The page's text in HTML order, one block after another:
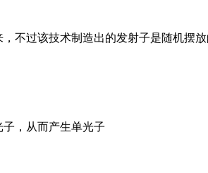
不过该技术制造出的发射子是随机摆
，从而产生单光子